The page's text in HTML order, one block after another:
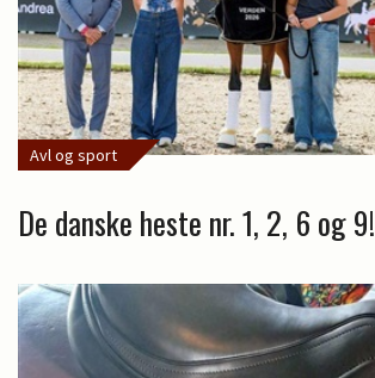
Avl og sport
De danske heste nr. 1, 2, 6 og 9!